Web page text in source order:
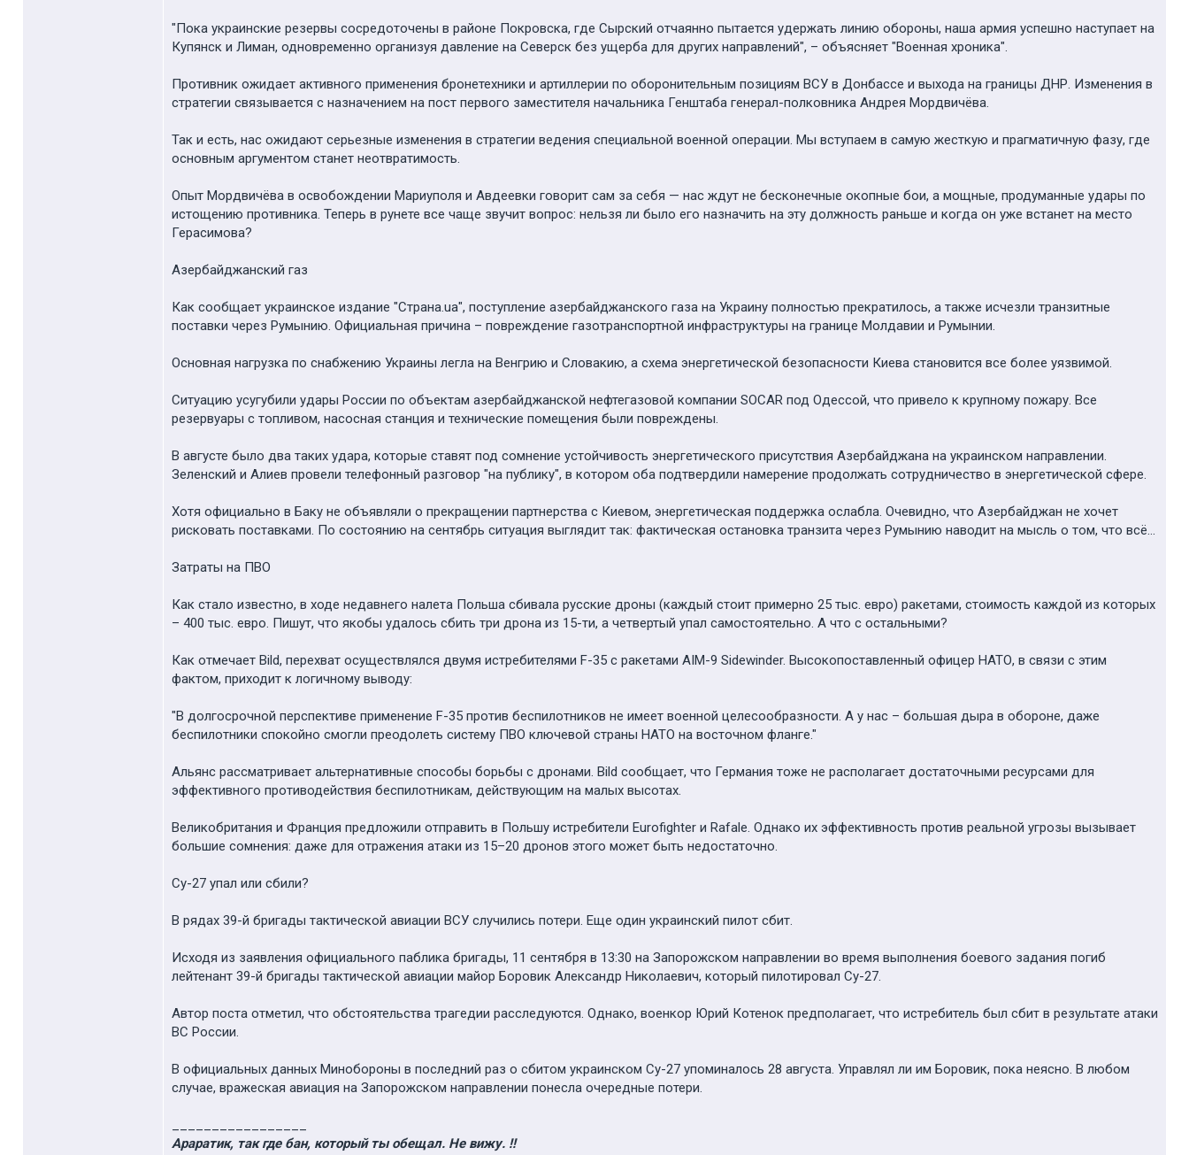
"Пока украинские резервы сосредоточены в районе Покровска, где Сырский отчаянно пытается удержать линию обороны, наша армия успешно наступает на
Купянск и Лиман, одновременно организуя давление на Северск без ущерба для других направлений", – объясняет "Военная хроника".
Противник ожидает активного применения бронетехники и артиллерии по оборонительным позициям ВСУ в Донбассе и выхода на границы ДНР. Изменения в
стратегии связывается с назначением на пост первого заместителя начальника Генштаба генерал-полковника Андрея Мордвичёва.
Так и есть, нас ожидают серьезные изменения в стратегии ведения специальной военной операции. Мы вступаем в самую жесткую и прагматичную фазу, где
основным аргументом станет неотвратимость.
Опыт Мордвичёва в освобождении Мариуполя и Авдеевки говорит сам за себя — нас ждут не бесконечные окопные бои, а мощные, продуманные удары по
истощению противника. Теперь в рунете все чаще звучит вопрос: нельзя ли было его назначить на эту должность раньше и когда он уже встанет на место
Герасимова?
Азербайджанский газ
Как сообщает украинское издание "Страна.ua", поступление азербайджанского газа на Украину полностью прекратилось, а также исчезли транзитные
поставки через Румынию. Официальная причина – повреждение газотранспортной инфраструктуры на границе Молдавии и Румынии.
Основная нагрузка по снабжению Украины легла на Венгрию и Словакию, а схема энергетической безопасности Киева становится все более уязвимой.
Ситуацию усугубили удары России по объектам азербайджанской нефтегазовой компании SOCAR под Одессой, что привело к крупному пожару. Все
резервуары с топливом, насосная станция и технические помещения были повреждены.
В августе было два таких удара, которые ставят под сомнение устойчивость энергетического присутствия Азербайджана на украинском направлении.
Зеленский и Алиев провели телефонный разговор "на публику", в котором оба подтвердили намерение продолжать сотрудничество в энергетической сфере.
Хотя официально в Баку не объявляли о прекращении партнерства с Киевом, энергетическая поддержка ослабла. Очевидно, что Азербайджан не хочет
рисковать поставками. По состоянию на сентябрь ситуация выглядит так: фактическая остановка транзита через Румынию наводит на мысль о том, что всё...
Затраты на ПВО
Как стало известно, в ходе недавнего налета Польша сбивала русские дроны (каждый стоит примерно 25 тыс. евро) ракетами, стоимость каждой из которых
– 400 тыс. евро. Пишут, что якобы удалось сбить три дрона из 15-ти, а четвертый упал самостоятельно. А что с остальными?
Как отмечает Bild, перехват осуществлялся двумя истребителями F-35 с ракетами AIM-9 Sidewinder. Высокопоставленный офицер НАТО, в связи с этим
фактом, приходит к логичному выводу:
"В долгосрочной перспективе применение F-35 против беспилотников не имеет военной целесообразности. А у нас – большая дыра в обороне, даже
беспилотники спокойно смогли преодолеть систему ПВО ключевой страны НАТО на восточном фланге."
Альянс рассматривает альтернативные способы борьбы с дронами. Bild сообщает, что Германия тоже не располагает достаточными ресурсами для
эффективного противодействия беспилотникам, действующим на малых высотах.
Великобритания и Франция предложили отправить в Польшу истребители Eurofighter и Rafale. Однако их эффективность против реальной угрозы вызывает
большие сомнения: даже для отражения атаки из 15–20 дронов этого может быть недостаточно.
Су-27 упал или сбили?
В рядах 39-й бригады тактической авиации ВСУ случились потери. Еще один украинский пилот сбит.
Исходя из заявления официального паблика бригады, 11 сентября в 13:30 на Запорожском направлении во время выполнения боевого задания погиб
лейтенант 39-й бригады тактической авиации майор Боровик Александр Николаевич, который пилотировал Су-27.
Автор поста отметил, что обстоятельства трагедии расследуются. Однако, военкор Юрий Котенок предполагает, что истребитель был сбит в результате атаки
ВС России.
В официальных данных Минобороны в последний раз о сбитом украинском Су-27 упоминалось 28 августа. Управлял ли им Боровик, пока неясно. В любом
случае, вражеская авиация на Запорожском направлении понесла очередные потери.
Араратик, так где бан, который ты обещал. Не вижу. !!